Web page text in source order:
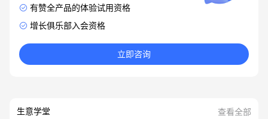
有赞全产品的体验试用资格
增长俱乐部入会资格
立即咨询
生意学堂 查看全部